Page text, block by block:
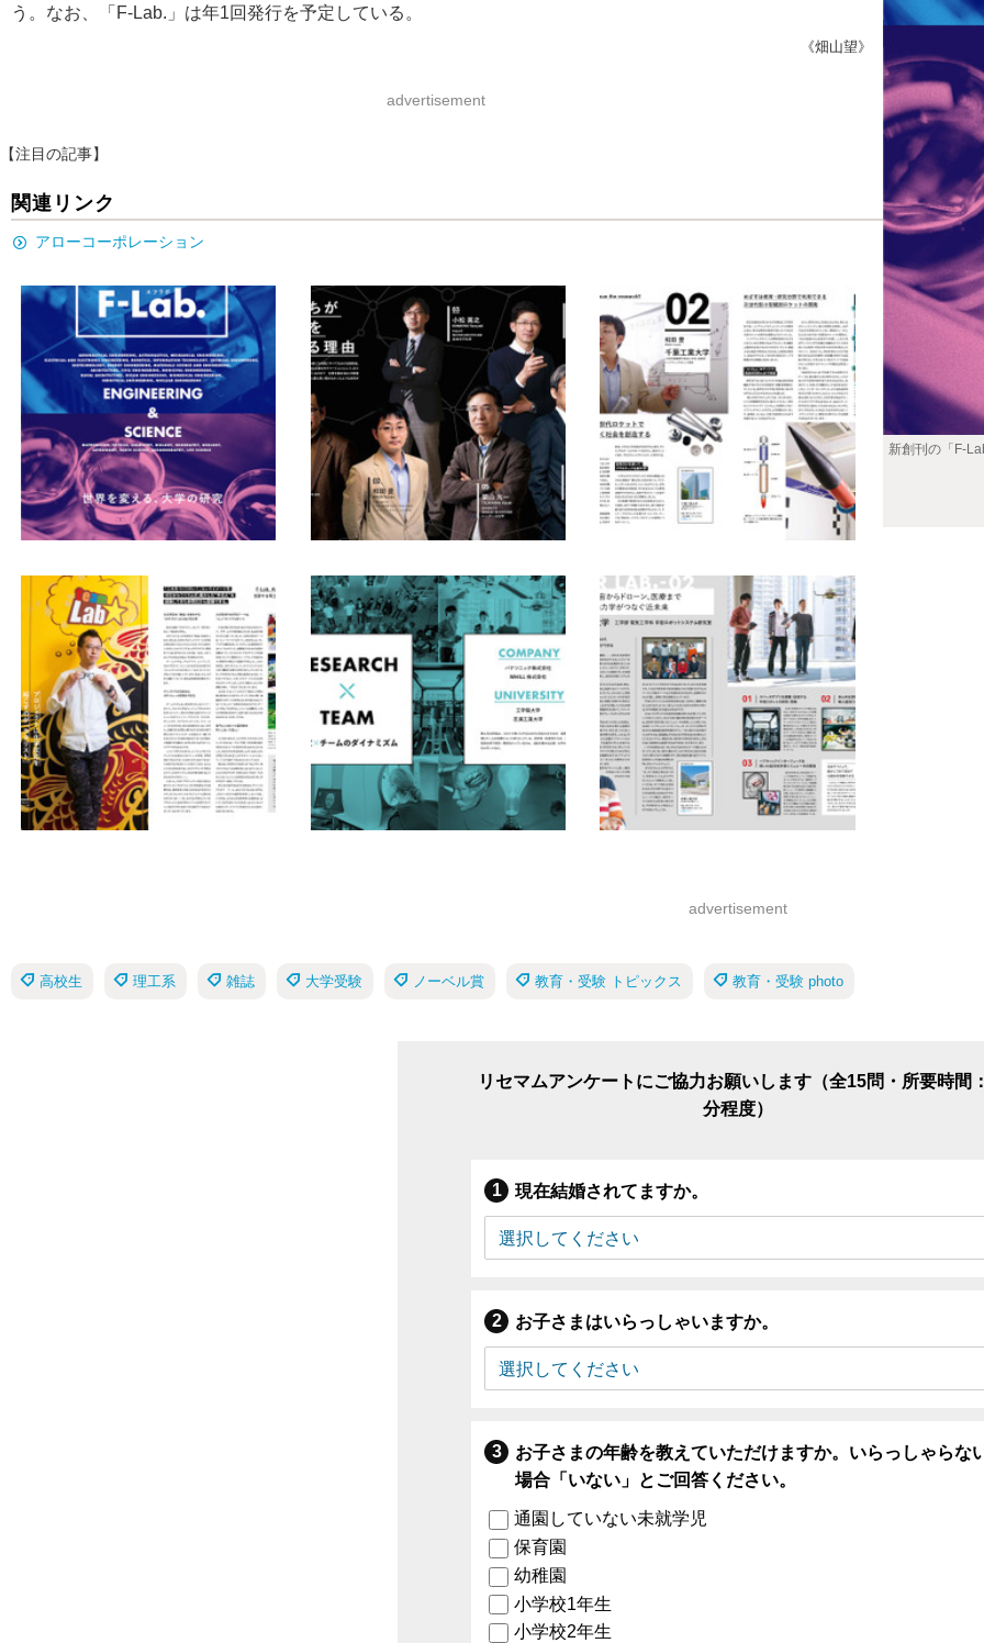
新創刊の「F-
う。なお、「F-Lab.」は年1回発行を予定している。
《畑山望》
advertisement
【注目の記事】
関連リンク
アローコーポレーション
advertisement
高校生 理工系 雑誌 大学受験 ノーベル賞 教育・受験 トピックス 教育・受験 photo
リセマムアンケートにご協力お願いします（全15問・所要時間
分程度）
現在結婚されてますか。
お子さまはいらっしゃいますか。
お子さまの年齢を教えていただけますか。いらっしゃらな
場合「いない」とご回答ください。
通園していない未就学児
保育園
幼稚園
小学校1年生
小学校2年生